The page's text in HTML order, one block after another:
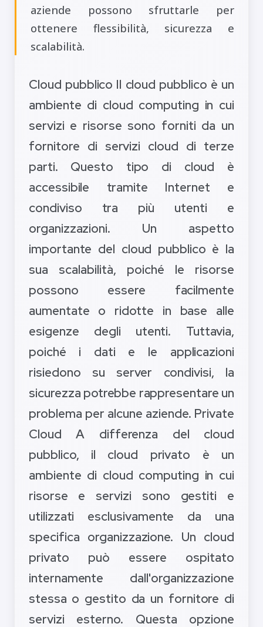
aziende possono sfruttarle per
ottenere flessibilità, sicurezza e
scalabilità.
Cloud pubblico Il cloud pubblico è un
ambiente di cloud computing in cui
servizi e risorse sono forniti da un
fornitore di servizi cloud di terze
parti. Questo tipo di cloud è
accessibile tramite Internet e
condiviso tra più utenti e
organizzazioni. Un aspetto
importante del cloud pubblico è la
sua scalabilità, poiché le risorse
possono essere facilmente
aumentate o ridotte in base alle
esigenze degli utenti. Tuttavia,
poiché i dati e le applicazioni
risiedono su server condivisi, la
sicurezza potrebbe rappresentare un
problema per alcune aziende. Private
Cloud A differenza del cloud
pubblico, il cloud privato è un
ambiente di cloud computing in cui
risorse e servizi sono gestiti e
utilizzati esclusivamente da una
specifica organizzazione. Un cloud
privato può essere ospitato
internamente dall'organizzazione
stessa o gestito da un fornitore di
servizi esterno. Questa opzione